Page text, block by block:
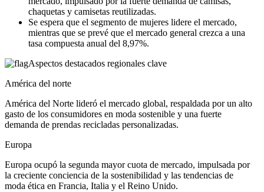
chaquetas y camisetas reutilizadas.
Se espera que el segmento de mujeres lidere el mercado,
mientras que se prevé que el mercado general crezca a una
tasa compuesta anual del 8,97%.
Aspectos destacados regionales clave
América del norte
América del Norte lideró el mercado global, respaldada por un alto
gasto de los consumidores en moda sostenible y una fuerte
demanda de prendas recicladas personalizadas.
Europa
Europa ocupó la segunda mayor cuota de mercado, impulsada por
la creciente conciencia de la sostenibilidad y las tendencias de
moda ética en Francia, Italia y el Reino Unido.